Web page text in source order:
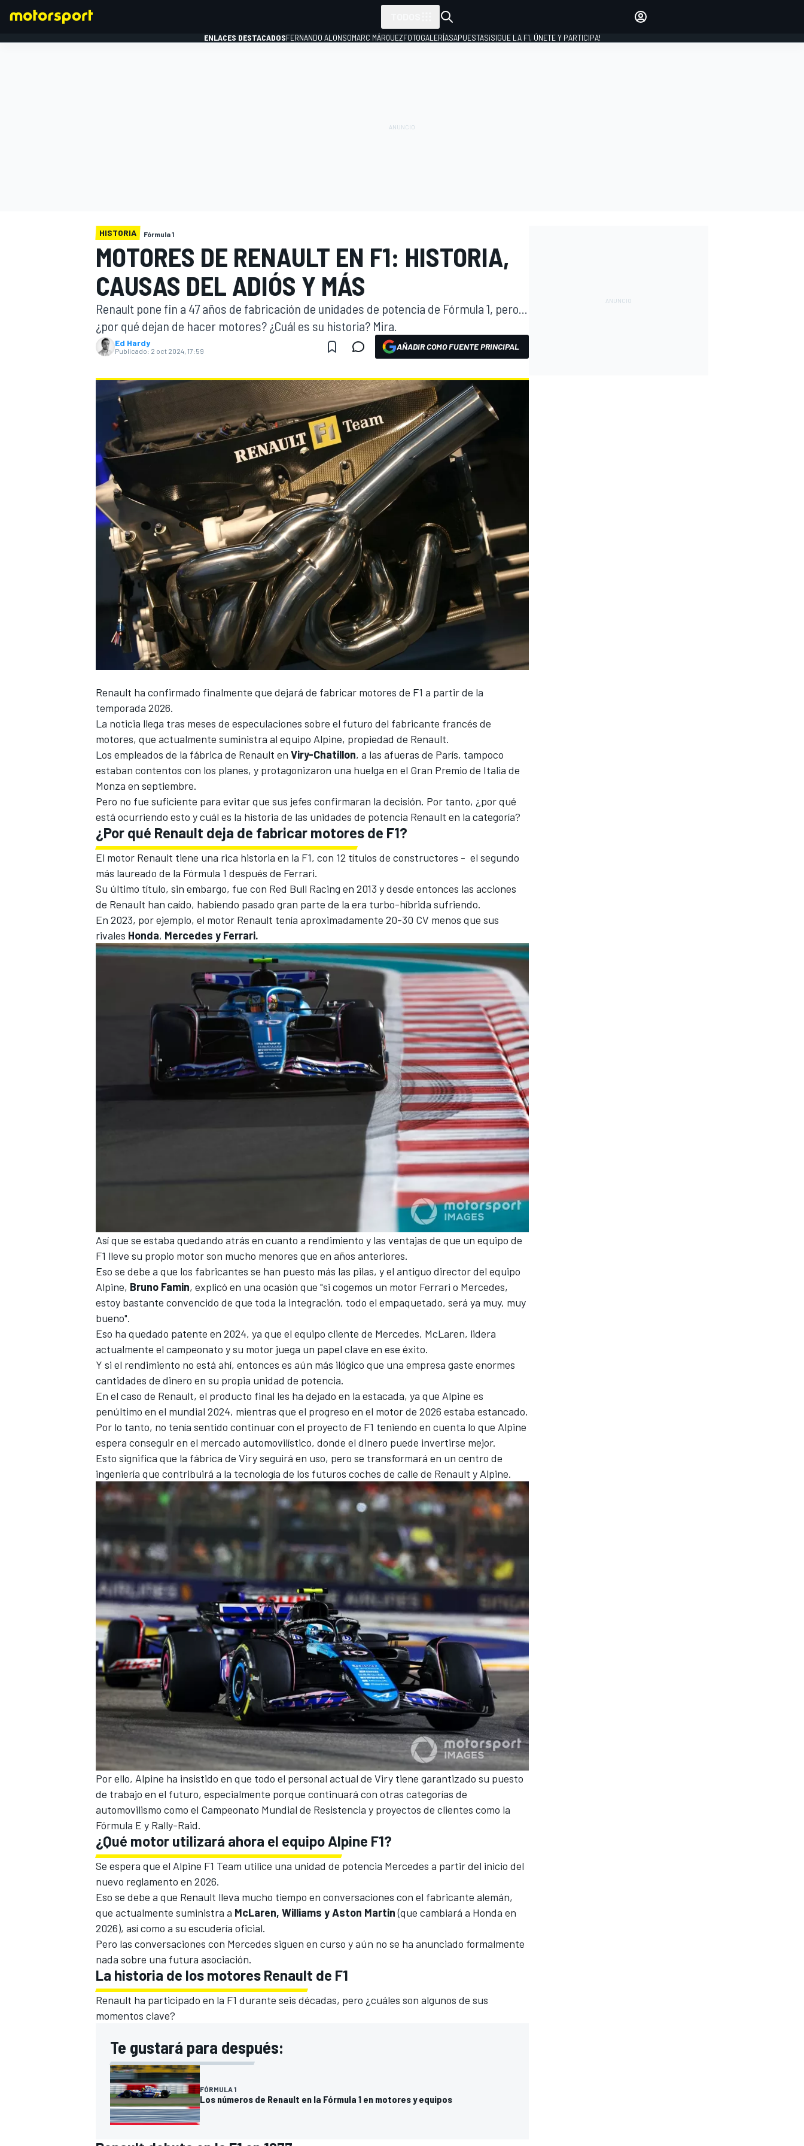
WEC FÓRMULA E
MÁS CATEGORÍAS
ENLACES DESTACADOSFERNANDO ALONSOMARC MÁRQUEZFOTOGALERÍASAPUESTAS¡SIGUE LA F1, ÚNETE Y PARTICIPA!
HISTORIA Fórmula 1
MOTORES DE RENAULT EN F1: HISTORIA,
CAUSAS DEL ADIÓS Y MÁS
Renault pone fin a 47 años de fabricación de unidades de potencia de Fórmula 1, pero...
¿por qué dejan de hacer motores? ¿Cuál es su historia? Mira.
Ed Hardy
Publicado: 2 oct 2024, 17:59 AÑADIR COMO FUENTE PRINCIPAL
Renault ha confirmado finalmente que dejará de fabricar motores de F1 a partir de la
temporada 2026.
La noticia llega tras meses de especulaciones sobre el futuro del fabricante francés de
motores, que actualmente suministra al equipo Alpine, propiedad de Renault.
Los empleados de la fábrica de Renault en Viry-Chatillon, a las afueras de París, tampoco
estaban contentos con los planes, y protagonizaron una huelga en el Gran Premio de Italia de
Monza en septiembre.
Pero no fue suficiente para evitar que sus jefes confirmaran la decisión. Por tanto, ¿por qué
está ocurriendo esto y cuál es la historia de las unidades de potencia Renault en la categoría?
¿Por qué Renault deja de fabricar motores de F1?
El motor Renault tiene una rica historia en la F1, con 12 títulos de constructores - el segundo
más laureado de la Fórmula 1 después de Ferrari.
Su último título, sin embargo, fue con Red Bull Racing en 2013 y desde entonces las acciones
de Renault han caído, habiendo pasado gran parte de la era turbo-híbrida sufriendo.
En 2023, por ejemplo, el motor Renault tenía aproximadamente 20-30 CV menos que sus
rivales Honda, Mercedes y Ferrari.
Así que se estaba quedando atrás en cuanto a rendimiento y las ventajas de que un equipo de
F1 lleve su propio motor son mucho menores que en años anteriores.
Eso se debe a que los fabricantes se han puesto más las pilas, y el antiguo director del equipo
Alpine, Bruno Famin, explicó en una ocasión que "si cogemos un motor Ferrari o Mercedes,
estoy bastante convencido de que toda la integración, todo el empaquetado, será ya muy, muy
bueno".
Eso ha quedado patente en 2024, ya que el equipo cliente de Mercedes, McLaren, lidera
actualmente el campeonato y su motor juega un papel clave en ese éxito.
Y si el rendimiento no está ahí, entonces es aún más ilógico que una empresa gaste enormes
cantidades de dinero en su propia unidad de potencia.
En el caso de Renault, el producto final les ha dejado en la estacada, ya que Alpine es
penúltimo en el mundial 2024, mientras que el progreso en el motor de 2026 estaba estancado.
Por lo tanto, no tenía sentido continuar con el proyecto de F1 teniendo en cuenta lo que Alpine
espera conseguir en el mercado automovilístico, donde el dinero puede invertirse mejor.
Esto significa que la fábrica de Viry seguirá en uso, pero se transformará en un centro de
ingeniería que contribuirá a la tecnología de los futuros coches de calle de Renault y Alpine.
Por ello, Alpine ha insistido en que todo el personal actual de Viry tiene garantizado su puesto
de trabajo en el futuro, especialmente porque continuará con otras categorías de
automovilismo como el Campeonato Mundial de Resistencia y proyectos de clientes como la
Fórmula E y Rally-Raid.
¿Qué motor utilizará ahora el equipo Alpine F1?
Se espera que el Alpine F1 Team utilice una unidad de potencia Mercedes a partir del inicio del
nuevo reglamento en 2026.
Eso se debe a que Renault lleva mucho tiempo en conversaciones con el fabricante alemán,
que actualmente suministra a McLaren, Williams y Aston Martin(que cambiará a Honda en
2026), así como a su escudería oficial.
Pero las conversaciones con Mercedes siguen en curso y aún no se ha anunciado formalmente
nada sobre una futura asociación.
La historia de los motores Renault de F1
Renault ha participado en la F1 durante seis décadas, pero ¿cuáles son algunos de sus
momentos clave?
Te gustará para después:
FÓRMULA 1
Los números de Renault en la Fórmula 1 en motores y equipos